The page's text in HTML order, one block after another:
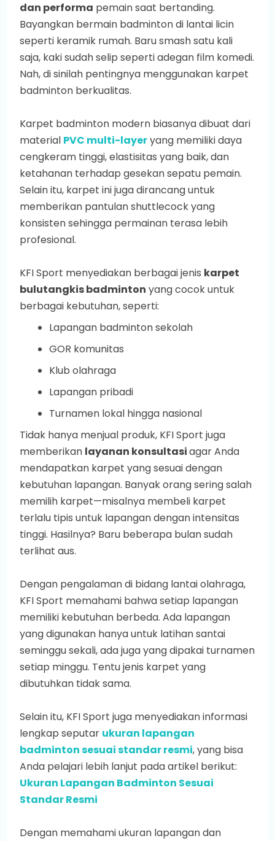
dan performa pemain saat bertanding.
Bayangkan bermain badminton di lantai licin
seperti keramik rumah. Baru smash satu kali
saja, kaki sudah selip seperti adegan film komedi.
Nah, di sinilah pentingnya menggunakan karpet
badminton berkualitas.
Karpet badminton modern biasanya dibuat dari
material PVC multi-layeryang memiliki daya
cengkeram tinggi, elastisitas yang baik, dan
ketahanan terhadap gesekan sepatu pemain.
Selain itu, karpet ini juga dirancang untuk
memberikan pantulan shuttlecock yang
konsisten sehingga permainan terasa lebih
profesional.
KFI Sport menyediakan berbagai jenis karpet
bulutangkis badminton yang cocok untuk
berbagai kebutuhan, seperti:
Lapangan badminton sekolah
GOR komunitas
Klub olahraga
Lapangan pribadi
Turnamen lokal hingga nasional
Tidak hanya menjual produk, KFI Sport juga
memberikan layanan konsultasiagar Anda
mendapatkan karpet yang sesuai dengan
kebutuhan lapangan. Banyak orang sering salah
memilih karpet—misalnya membeli karpet
terlalu tipis untuk lapangan dengan intensitas
tinggi. Hasilnya? Baru beberapa bulan sudah
terlihat aus.
Dengan pengalaman di bidang lantai olahraga,
KFI Sport memahami bahwa setiap lapangan
memiliki kebutuhan berbeda. Ada lapangan
yang digunakan hanya untuk latihan santai
seminggu sekali, ada juga yang dipakai turnamen
setiap minggu. Tentu jenis karpet yang
dibutuhkan tidak sama.
Selain itu, KFI Sport juga menyediakan informasi
lengkap seputar ukuran lapangan
badminton sesuai standar resmi, yang bisa
Anda pelajari lebih lanjut pada artikel berikut:
Ukuran Lapangan Badminton Sesuai
Standar Resmi
Dengan memahami ukuran lapangan dan